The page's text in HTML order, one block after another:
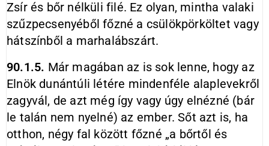
Zsír és bőr nélküli filé. Ez olyan, mintha valaki
szűzpecsenyéből főzné a csülökpörköltet vagy
hátszínből a marhalábszárt.
90.1.5. Már magában az is sok lenne, hogy az
Elnök dunántúli létére mindenféle alaplevekről
zagyvál, de azt még így vagy úgy elnézné (bár
le talán nem nyelné) az ember. Sőt azt is, ha
otthon, négy fal között főzné „a bőrtől és